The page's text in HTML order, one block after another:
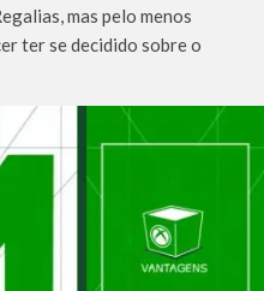
mas pelo menos
ter se decidido sobre o